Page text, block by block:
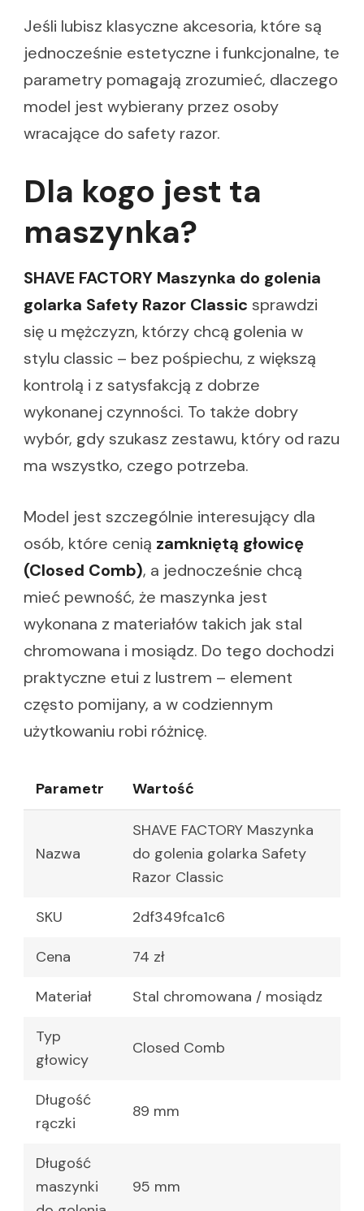
Jeśli lubisz klasyczne akcesoria, które są
jednocześnie estetyczne i funkcjonalne, te
parametry pomagają zrozumieć, dlaczego
model jest wybierany przez osoby
wracające do safety razor.
Dla kogo jest ta
maszynka?
SHAVE FACTORY Maszynka do golenia
golarka Safety Razor Classic sprawdzi
się u mężczyzn, którzy chcą golenia w
stylu classic – bez pośpiechu, z większą
kontrolą i z satysfakcją z dobrze
wykonanej czynności. To także dobry
wybór, gdy szukasz zestawu, który od razu
ma wszystko, czego potrzeba.
Model jest szczególnie interesujący dla
osób, które cenią zamkniętą głowicę
(Closed Comb), a jednocześnie chcą
mieć pewność, że maszynka jest
wykonana z materiałów takich jak stal
chromowana i mosiądz. Do tego dochodzi
praktyczne etui z lustrem – element
często pomijany, a w codziennym
użytkowaniu robi różnicę.
Parametr Wartość
Nazwa
SHAVE FACTORY Maszynka
do golenia golarka Safety
Razor Classic
SKU 2df349fca1c6
Cena 74 zł
Materiał Stal chromowana / mosiądz
Typ
głowicy
Closed Comb
Długość
rączki
89 mm
Długość
maszynki
95 mm